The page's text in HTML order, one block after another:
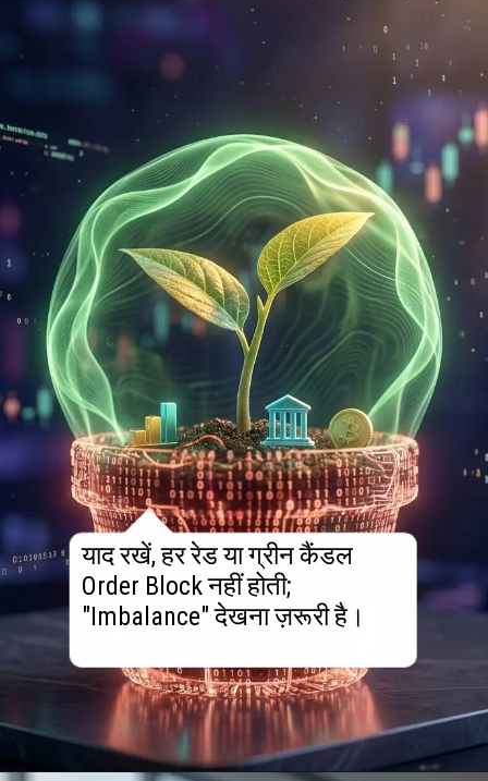
याद रखें, हर रेड या ग्रीन कैंडल
Order Block नहीं होती;
"Imbalance" देखना ज़रूरी है।